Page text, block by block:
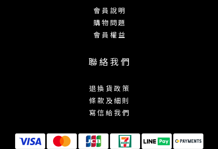
會 員 說 明
購 物 問 題
會 員 權 益
聯 絡 我 們
退 換 貨 政 策
條 款 及 細 則
寫 信 給 我 們